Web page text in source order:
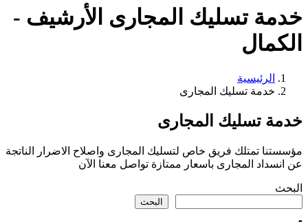
خدمة تسليك المجارى الأرشيف -
الكمال
الرئيسية
خدمة تسليك المجارى
خدمة تسليك المجارى
مؤسستنا تمتلك فريق خاص لتسليك المجارى واصلاح الاضرار الناتجة
عن انسداد المجارى باسعار ممتازة تواصل معنا الآن
البحث
البحث